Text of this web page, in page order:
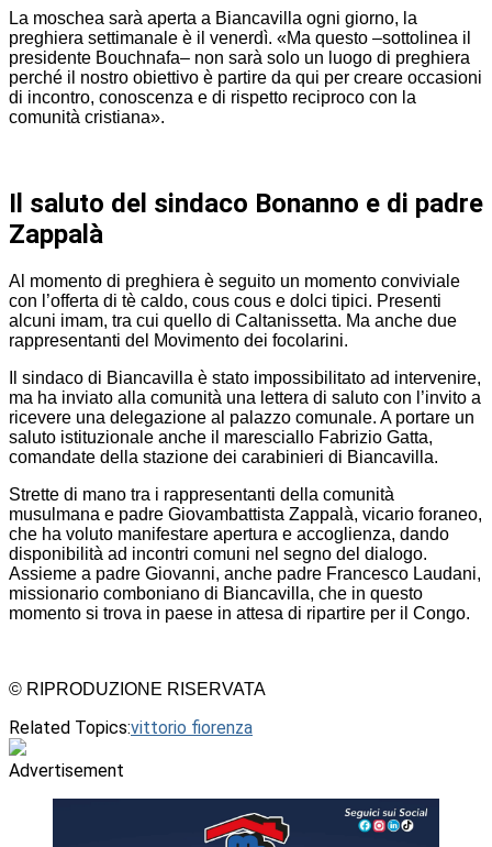
La moschea sarà aperta a Biancavilla ogni giorno, la
preghiera settimanale è il venerdì. «Ma questo –sottolinea il
presidente Bouchnafa– non sarà solo un luogo di preghiera
perché il nostro obiettivo è partire da qui per creare occasioni
di incontro, conoscenza e di rispetto reciproco con la
comunità cristiana».
Il saluto del sindaco Bonanno e di padre
Zappalà
Al momento di preghiera è seguito un momento conviviale
con l’offerta di tè caldo, cous cous e dolci tipici. Presenti
alcuni imam, tra cui quello di Caltanissetta. Ma anche due
rappresentanti del Movimento dei focolarini.
Il sindaco di Biancavilla è stato impossibilitato ad intervenire,
ma ha inviato alla comunità una lettera di saluto con l’invito a
ricevere una delegazione al palazzo comunale. A portare un
saluto istituzionale anche il maresciallo Fabrizio Gatta,
comandate della stazione dei carabinieri di Biancavilla.
Strette di mano tra i rappresentanti della comunità
musulmana e padre Giovambattista Zappalà, vicario foraneo,
che ha voluto manifestare apertura e accoglienza, dando
disponibilità ad incontri comuni nel segno del dialogo.
Assieme a padre Giovanni, anche padre Francesco Laudani,
missionario comboniano di Biancavilla, che in questo
momento si trova in paese in attesa di ripartire per il Congo.
© RIPRODUZIONE RISERVATA
Related Topics:vittorio fiorenza
Advertisement